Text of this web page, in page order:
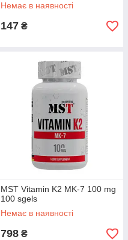
Немає в наявності
147 ₴
MST Vitamin K2 MK-7 100 mg
100 sgels
Немає в наявності
798 ₴